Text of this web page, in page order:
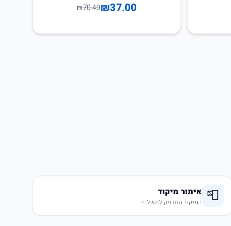
₪37.00
₪70.40
📮 איתור מיקוד
המיקוד המדויק למשלוח